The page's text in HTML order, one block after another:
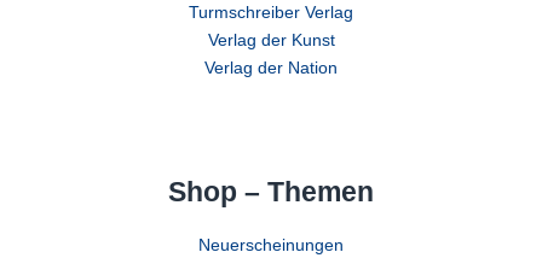
Turmschreiber Verlag
Verlag der Kunst
Verlag der Nation
Shop – Themen
Neuerscheinungen